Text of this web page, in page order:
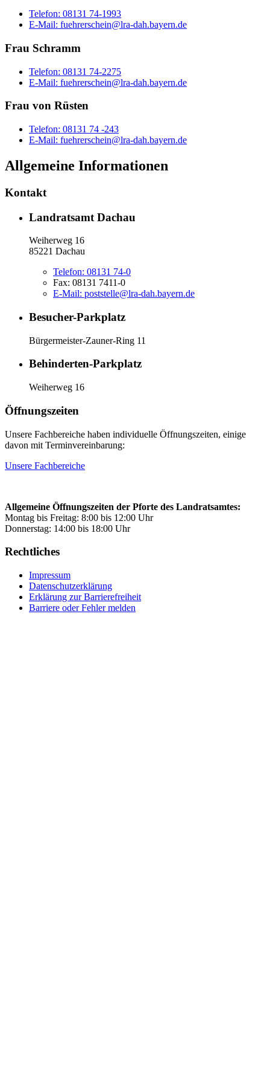
Telefon: 08131 74-1993
E-Mail: fuehrerschein@lra-dah.bayern.de
Frau Schramm
Telefon: 08131 74-2275
E-Mail: fuehrerschein@lra-dah.bayern.de
Frau von Rüsten
Telefon: 08131 74 -243
E-Mail: fuehrerschein@lra-dah.bayern.de
Allgemeine Informationen
Kontakt
Landratsamt Dachau
Weiherweg 16
85221 Dachau
Telefon: 08131 74-0
Fax: 08131 7411-0
E-Mail: poststelle@lra-dah.bayern.de
Besucher-Parkplatz
Bürgermeister-Zauner-Ring 11
Behinderten-Parkplatz
Weiherweg 16
Öffnungszeiten
Unsere Fachbereiche haben individuelle Öffnungszeiten, einige
davon mit Terminvereinbarung:
Unsere Fachbereiche
Allgemeine Öffnungszeiten der Pforte des Landratsamtes:
Montag bis Freitag: 8:00 bis 12:00 Uhr
Donnerstag: 14:00 bis 18:00 Uhr
Rechtliches
Impressum
Datenschutzerklärung
Erklärung zur Barrierefreiheit
Barriere oder Fehler melden